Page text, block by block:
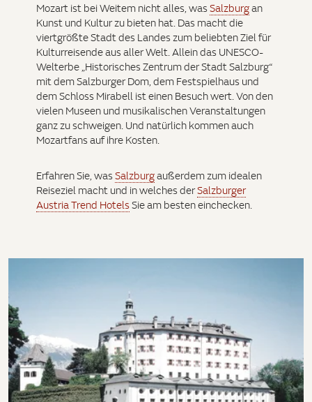
Mozart ist bei Weitem nicht alles, wasSalzburgan
Kunst und Kultur zu bieten hat. Das macht die
viertgrößte Stadt des Landes zum beliebten Ziel für
Kulturreisende aus aller Welt. Allein das UNESCO-
Welterbe „Historisches Zentrum der Stadt Salzburg“
mit dem Salzburger Dom, dem Festspielhaus und
dem Schloss Mirabell ist einen Besuch wert. Von den
vielen Museen und musikalischen Veranstaltungen
ganz zu schweigen. Und natürlich kommen auch
Mozartfans auf ihre Kosten.
Erfahren Sie, wasSalzburgaußerdem zum idealen
Reiseziel macht und in welches derSalzburger
Austria Trend HotelsSie am besten einchecken.